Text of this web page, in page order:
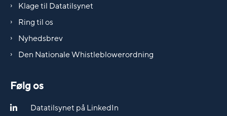
Klage til Datatilsynet
Ring til os
Nyhedsbrev
Den Nationale Whistleblowerordning
Følg os
Datatilsynet på LinkedIn